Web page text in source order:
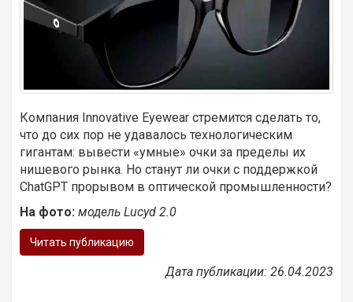
Компания Innovative Eyewear стремится сделать то,
что до сих пор не удавалось технологическим
гигантам: вывести «умные» очки за пределы их
нишевого рынка. Но станут ли очки с поддержкой
ChatGPT прорывом в оптической промышленности?
На фото: модель Lucyd 2.0
Читать публикацию
Дата публикации: 26.04.2023